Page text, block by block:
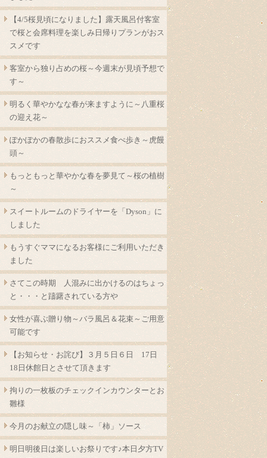
【4/5桜見頃になりました】露天風呂付客室
で桜と会席料理を楽しみ日帰りプランがおス
スメです
客室から独り占めの桜～今週末が見頃予想で
す～
明るく華やかなな春が来ますように～八重桜
の迎え花～
ぽかぽかの春散歩におススメ食べ歩き～虎饅
頭～
もっともっと華やかな春を夢見て～桜の植樹
～
スイートルームのドライヤーを「Dyson」に
しました
もうすぐママになるお客様にご利用いただき
ました
さてこの時期 人混みに出かけるのはちょっ
と・・・と躊躇されている方や
女性が喜ぶ贈り物～バラ風呂＆花束～ご用意
可能です
【お知らせ・お詫び】３月５日６日 17日
18日休館日とさせて頂きます
拘りの一枚板のチェックインカウンターとお
雛様
今月のお献立の隠し味～「柿」ソース
明日明後日は楽しいお祭りです♪本日夕方TV